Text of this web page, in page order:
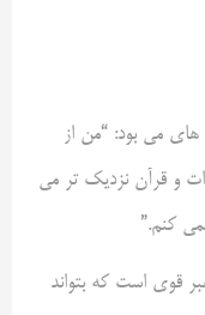
می بود: “من از
و قرآن نزدیک تر می
کنم.”
قوی است که بتواند